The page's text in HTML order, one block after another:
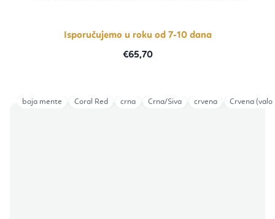
Isporučujemo u roku od 7-10 dana
€65,70
boja mente Coral Red crna Crna/Siva crvena Crvena